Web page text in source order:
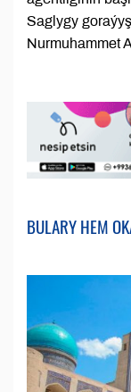
Saglygy
Nurmuhammet
BULARY HEM